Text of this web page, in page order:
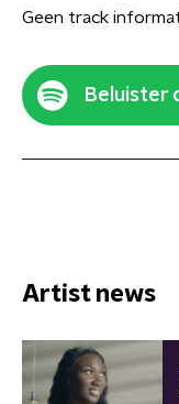
Geen track
Beluister
Artist news